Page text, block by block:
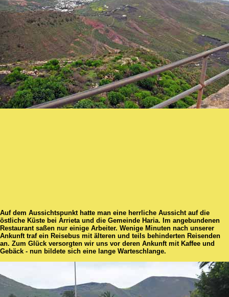
Auf dem Aussichtspunkt hatte man eine herrliche Aussicht auf die
östliche Küste bei Arrieta und die Gemeinde Haria. Im angebundenen
Restaurant saßen nur einige Arbeiter. Wenige Minuten nach unserer
Ankunft traf ein Reisebus mit älteren und teils behinderten Reisenden
an. Zum Glück versorgten wir uns vor deren Ankunft mit Kaffee und
Gebäck - nun bildete sich eine lange Warteschlange.